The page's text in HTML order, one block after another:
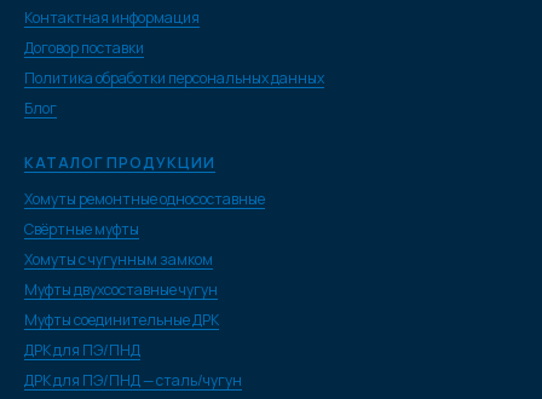
Контактная информация
Договор поставки
Политика обработки персональных данных
Блог
КАТАЛОГ ПРОДУКЦИИ
Хомуты ремонтные односоставные
Свёртные муфты
Хомуты с чугунным замком
Муфты двухсоставные чугун
Муфты соединительные ДРК
ДРК для ПЭ/ПНД
ДРК для ПЭ/ПНД — сталь/чугун